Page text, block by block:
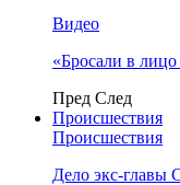
Видео
«Бросали в
Пред След
Происшествия
Происшествия
Дело экс-